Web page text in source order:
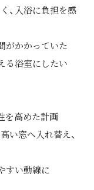
、入浴に負担を感
がかかっていた
る浴室にしたい
を高めた計画
い窓へ入れ替え、
すい動線に